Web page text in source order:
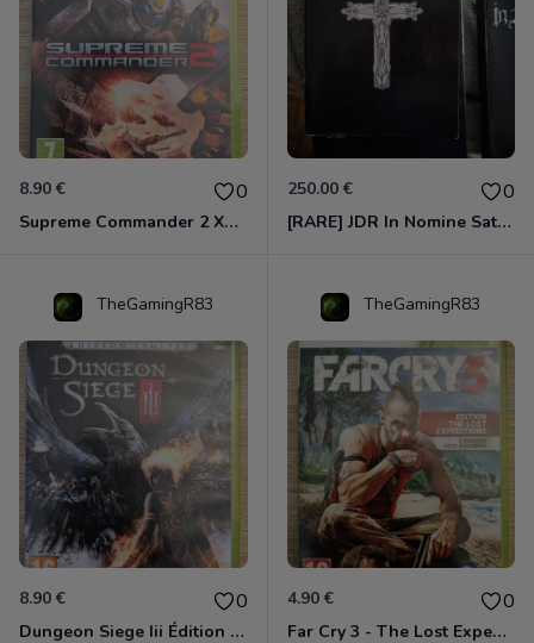
8.90 € 0
Supreme Commander 2 Xbox 360
250.00 € 0
[RARE] JDR In Nomine Satanis / Magna Veritas – 1ère Édition BOÎTE (DOS BLANC, 1989) - CROC / Siroz
TheGamingR83
8.90 € 0
Dungeon Siege Iii Édition Limitée - Vf Intégrale Xbox 360
TheGamingR83
4.90 € 0
Far Cry 3 - The Lost Expeditions - Edition Spéciale Xbox 360